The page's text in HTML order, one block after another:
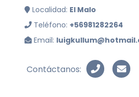
Localidad: El Malo
Teléfono: +56981282264
Email:
Contáctanos: